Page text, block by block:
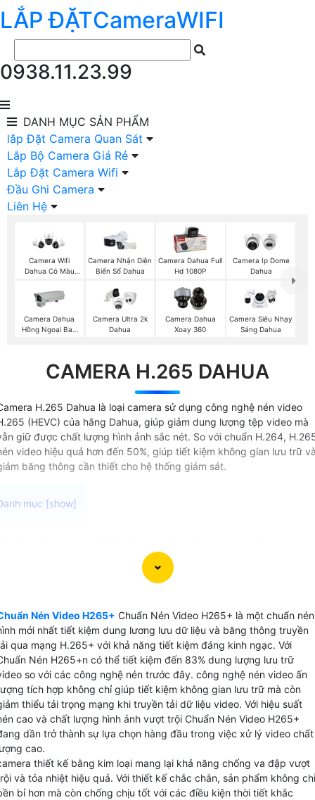
LẮP ĐẶTCameraWIFI
0938.11.23.99
DANH MỤC SẢN PHẨM
lắp Đặt Camera Quan Sát
Lắp Bộ Camera Giá Rẻ
Lắp Đặt Camera Wifi
Đầu Ghi Camera
Liên Hệ
Camera Wifi
Dahua Có Màu
Camera Nhận Diện
Biển Số Dahua
Camera Dahua Full
Hd 1080P
Camera Ip Dome
Dahua
Camera Dahua
Hồng Ngoại Ban
Camera Ultra 2k
Dahua
Camera Dahua
Xoay 360
Camera Siêu Nhạy
Sáng Dahua
CAMERA H.265 DAHUA
H.265 Dahua là loại camera sử dụng công nghệ nén video
(HEVC) của hãng Dahua, giúp giảm dung lượng tệp video mà
giữ được chất lượng hình ảnh sắc nét. So với chuẩn H.264,
video hiệu quả hơn đến 50%, giúp tiết kiệm không gian lưu trữ
băng thông cần thiết cho hệ thống giám sát.
trên camera quan sát được sử dụng trên các thiết bị
video camera cao cấp là chip xử lý video thông minh .
giúp giảm dung lượng file video mà vẫn duy trì chất
hình ảnh cao.
Chuẩn nén video H.265+ Dahua có thể lưu trữ video dài
một cách tiết kiệm với dung lượng nhỏ gọn hơn so với
chuẩn nén truyền thống. Đồng thời, chất lượng hình ảnh
giữ nguyên, không bị giảm sút khi nén.
Nén Video H265+ Chuẩn Nén Video H265+ là một chuẩn nén
mới nhất tiết kiệm dung lương lưu dữ liệu và băng thông truyền
qua mạng H.265+ với khả năng tiết kiệm đáng kinh ngạc. Với
Nén H265+n có thể tiết kiệm đến 83% dung lượng lưu trữ
so với các công nghệ nén trước đây. công nghệ nén video ấn
tích hợp không chỉ giúp tiết kiệm không gian lưu trữ mà còn
thiểu tải trọng mạng khi truyền tải dữ liệu video. Với hiệu suất
cao và chất lượng hình ảnh vượt trội Chuẩn Nén Video H265+
dần trở thành sự lựa chọn hàng đầu trong việc xử lý video chất
cao.
thiết kế bằng kim loại mang lại khả năng chống va đập vượt
và tỏa nhiệt hiệu quả. Với thiết kế chắc chắn, sản phẩm không chỉ
bỉ hơn mà còn chống chịu tốt với các điều kiện thời tiết khắc